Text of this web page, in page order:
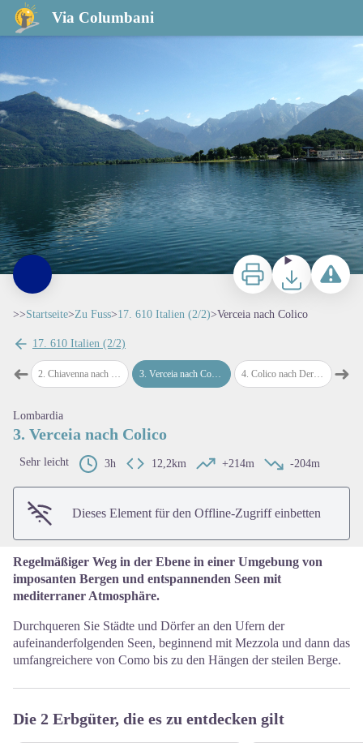
Via Columbani
Verceia nach Colico
lac de Côme - Amis St Colomban
Zu druckenHerunterladen
Ein
>>Startseite>Zu Fuss>17. 610 Italien (2/2)>Verceia nach Colico
17. 610 Italien (2/2)
➜map.drawer.prev
2. Chiavenna nach Verceia 3.Verceia nach Colico 4. Colico nach Dervio 5.
➜
Lombardia
3. Verceia nach Colico
Sehr leicht 3h 12,2km +214m -204m
Dieses Element für den Offline-Zugriff einbetten
Regelmäßiger Weg in der Ebene in einer Umgebung von
imposanten Bergen und entspannenden Seen mit
mediterraner Atmosphäre.
Durchqueren Sie Städte und Dörfer an den Ufern der
aufeinanderfolgenden Seen, beginnend mit Mezzola und dann das
umfangreichere von Como bis zu den Hängen der steilen Berge.
Die 2 Erbgüter, die es zu entdecken gilt